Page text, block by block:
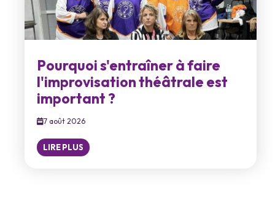
Pourquoi s'entraîner à faire
l'improvisation théâtrale est
important ?
7 août 2026
LIRE PLUS